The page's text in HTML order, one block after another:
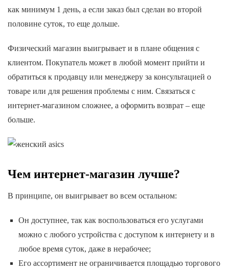
как минимум 1 день, а если заказ был сделан во второй
половине суток, то еще дольше.
Физический магазин выигрывает и в плане общения с
клиентом. Покупатель может в любой момент прийти и
обратиться к продавцу или менеджеру за консультацией о
товаре или для решения проблемы с ним. Связаться с
интернет-магазином сложнее, а оформить возврат – еще
больше.
Чем интернет-магазин лучше?
В принципе, он выигрывает во всем остальном:
Он доступнее, так как воспользоваться его услугами
можно с любого устройства с доступом к интернету и в
любое время суток, даже в нерабочее;
Его ассортимент не ограничивается площадью торгового